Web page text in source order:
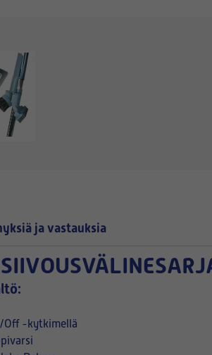
ja vastauksia
Off -kytkimellä